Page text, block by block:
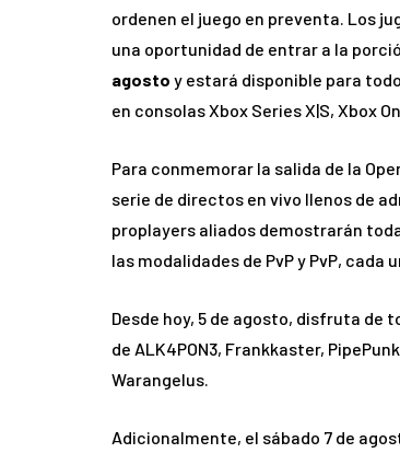
ordenen el juego en preventa. Los
una oportunidad de entrar a la
agosto y estará disponible para
en consolas Xbox Series X|S, Xbox
Para conmemorar la salida de la
serie de directos en vivo llenos de
proplayers aliados demostrarán
las modalidades de PvP y PvP,
Desde hoy, 5 de agosto, disfruta de
de ALK4PON3, Frankkaster,
Warangelus.
Adicionalmente, el sábado 7 de